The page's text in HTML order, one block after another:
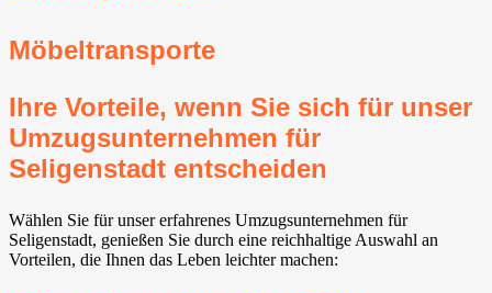
Möbeltransporte
Ihre Vorteile, wenn Sie sich für unser
Umzugsunternehmen für
Seligenstadt entscheiden
Wählen Sie für unser erfahrenes Umzugsunternehmen für
Seligenstadt, genießen Sie durch eine reichhaltige Auswahl an
Vorteilen, die Ihnen das Leben leichter machen: